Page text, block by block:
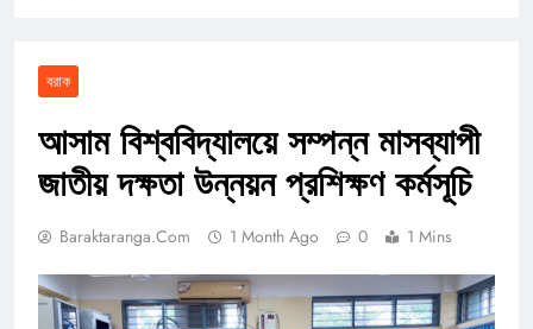
বরাক
আসাম বিশ্ববিদ্যালয়ে সম্পন্ন মাসব্যাপী
জাতীয় দক্ষতা উন্নয়ন প্রশিক্ষণ কর্মসূচি
Baraktaranga.com 1 Month Ago 0 1 Mins